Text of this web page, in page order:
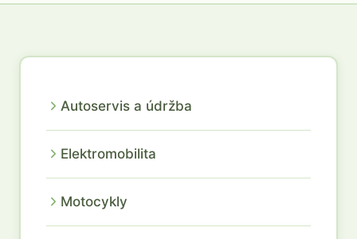
Autoservis a údržba
Elektromobilita
Motocykly